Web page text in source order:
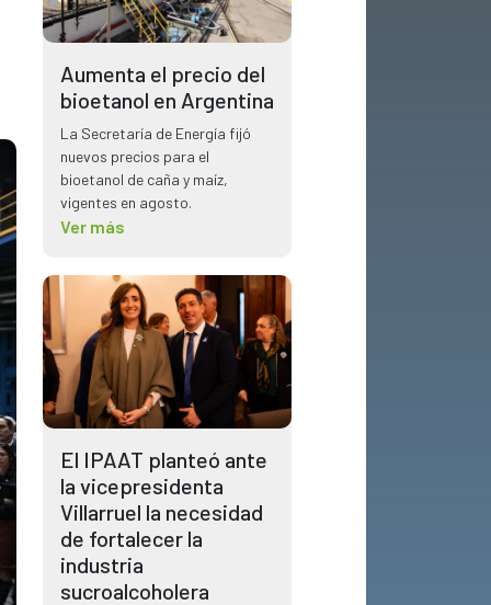
Aumenta el precio del
bioetanol en Argentina
La Secretaría de Energía fijó
nuevos precios para el
bioetanol de caña y maíz,
vigentes en agosto.
Ver más
El IPAAT planteó ante
la vicepresidenta
Villarruel la necesidad
de fortalecer la
industria
sucroalcoholera